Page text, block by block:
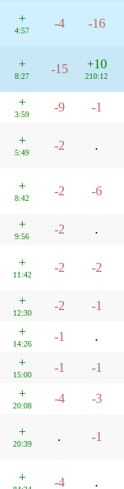
+
4:57
-4 -16
+
8:27
-15 +10
210:12
+
3:59
-9 -1
+
5:49
-2 .
+
8:42
-2 -6
+
9:56
-2 .
+
11:42
-2 -2
+
12:30
-2 -1
+
14:26
-1 .
+
15:00
-1 -1
+
20:08
-4 -3
+
20:39
. -1
+ -4 .